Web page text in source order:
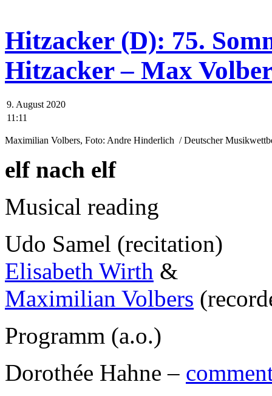
Hitzacker (D): 75.
Hitzacker – Max
9. August 2020
11:11
Maximilian Volbers, Foto: Andre Hinderlich / Deutscher
elf nach elf
Musical reading
Udo Samel (recitation)
Elisabeth Wirth &
Maximilian Volbers
Programm (a.o.)
Dorothée Hahne –